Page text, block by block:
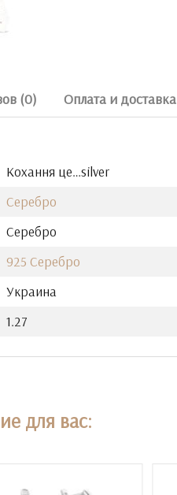
(0) Оплата и доставка
Кохання це…silver
Серебро
Серебро
925 Серебро
Украина
1.27
для вас: